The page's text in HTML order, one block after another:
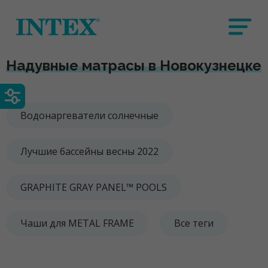
Надувные матрасы в Новокузнецке
Водонаргеватели солнечные
Лучшие бассейны весны 2022
GRAPHITE GRAY PANEL™ POOLS
Чаши для METAL FRAME Все теги